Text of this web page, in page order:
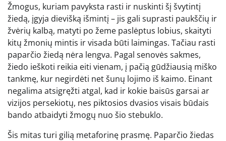
Žmogus, kuriam pavyksta rasti ir nuskinti šį švytintį
žiedą, įgyja dievišką išmintį – jis gali suprasti paukščių ir
žvėrių kalbą, matyti po žeme paslėptus lobius, skaityti
kitų žmonių mintis ir visada būti laimingas. Tačiau rasti
paparčio žiedą nėra lengva. Pagal senovės sakmes,
žiedo ieškoti reikia eiti vienam, į pačią gūdžiausią miško
tankmę, kur negirdėti net šunų lojimo iš kaimo. Einant
negalima atsigręžti atgal, kad ir kokie baisūs garsai ar
vizijos persekiotų, nes piktosios dvasios visais būdais
bando atbaidyti žmogų nuo šio stebuklo.
Šis mitas turi gilią metaforinę prasmę. Paparčio žiedas